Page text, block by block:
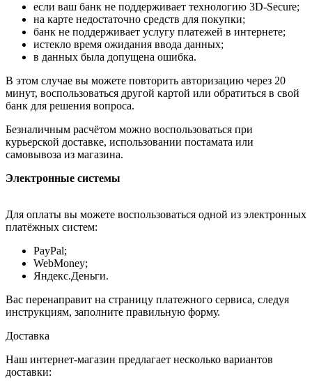
если ваш банк не поддерживает технологию 3D-Secure;
на карте недостаточно средств для покупки;
банк не поддерживает услугу платежей в интернете;
истекло время ожидания ввода данных;
в данных была допущена ошибка.
В этом случае вы можете повторить авторизацию через 20
минут, воспользоваться другой картой или обратиться в свой
банк для решения вопроса.
Безналичным расчётом можно воспользоваться при
курьерской доставке, использовании постамата или
самовывоза из магазина.
Электронные системы
Для оплаты вы можете воспользоваться одной из электронных
платёжных систем:
PayPal;
WebMoney;
Яндекс.Деньги.
Вас перенаправит на страницу платежного сервиса, следуя
инструкциям, заполните правильную форму.
Доставка
Наш интернет-магазин предлагает несколько вариантов
доставки: